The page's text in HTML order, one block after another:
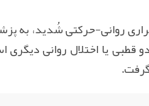
روانی-حرکتی شُدید، به
قطبی یا اختلال روانی